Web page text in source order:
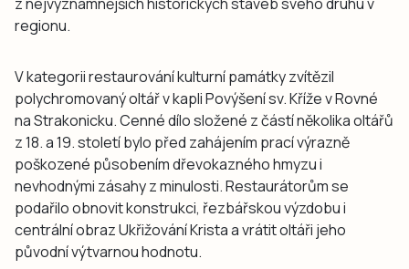
regionu.
V kategorii restaurování kulturní památky zvítězil
polychromovaný oltář v kapli Povýšení sv. Kříže v Rovné
na Strakonicku. Cenné dílo složené z částí několika oltářů
z 18. a 19. století bylo před zahájením prací výrazně
poškozené působením dřevokazného hmyzu i
nevhodnými zásahy z minulosti. Restaurátorům se
podařilo obnovit konstrukci, řezbářskou výzdobu i
centrální obraz Ukřižování Krista a vrátit oltáři jeho
původní výtvarnou hodnotu.